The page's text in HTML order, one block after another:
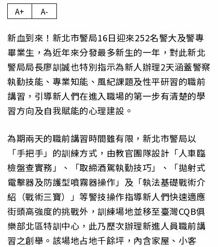
A+ A-
新血到來！新北市警局16日迎來252名警大及警專
畢業生，為近年來分發最多新生的一年，對此新北
警局局長廖訓誠也特別指示為新人辦理2天涵蓋警察
執勤技能、專業知能、風紀課題及性平研習的職前
講習，引導新人們在進入職場的第一步有清楚的學
習方向及自我賦能的心理建設。
為期兩天的職前講習時間雖有限，新北市警局以
「手把手」的訓練方式，由教官團隊設計「人車臨
檢盤查實務」、「取締酒駕執勤技巧」、「拋射式
電擊器及防護型噴霧器操作」及「執法基礎戰術介
紹（戰術三寶）」等警技操作指導新人們快速適應
街頭高強度的挑戰外，訓練場地並移至臺灣CQB俱
樂部北區特訓中心，此乃歷次辦理新進人員職前講
習之創舉。該場地占地千餘坪，內含家屋、小客